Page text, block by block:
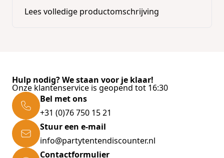
Stap 3:Je kiest het soort eindstuk
Als je kiest voor 1 fitting per meter zitten de
fittingen om de 100cm heeft de kabel
fittingen.
Als je kiest voor 2 fittingen per meter zitten de
fittingen om de 50cm en heeft de kabel
fittingen
Het eindstuk bij de 100 meter kabel zit
Lees volledige productomschrijving
Hulp nodig? We staan voor je klaar!
Onze klantenservice is geopend tot 16:30
Bel met ons
+31 (0)76 750 15 21
Stuur een e-mail
info@partytentendiscounter.nl
Contactformulier